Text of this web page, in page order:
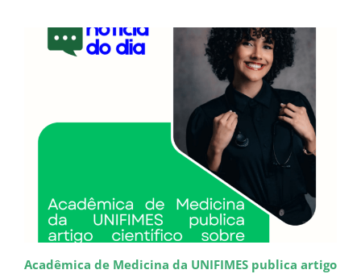
Acadêmica de Medicina da UNIFIMES publica artigo